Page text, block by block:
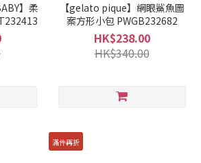
】柔
【gelato pique】網眼鯊魚圖
案方形小包 PWGB232682
HK$238.00
HK$340.00
滿件再折